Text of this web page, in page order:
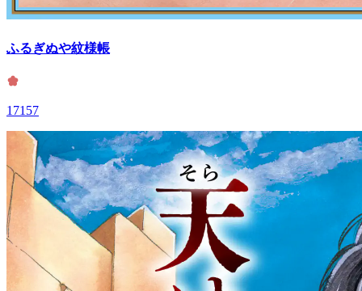
ふるぎぬや紋様帳
17157